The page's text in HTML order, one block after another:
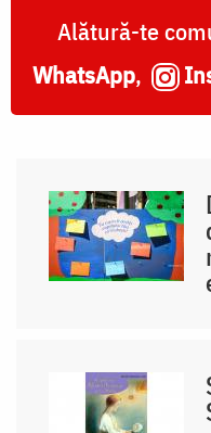
Alătură-te
WhatsApp,